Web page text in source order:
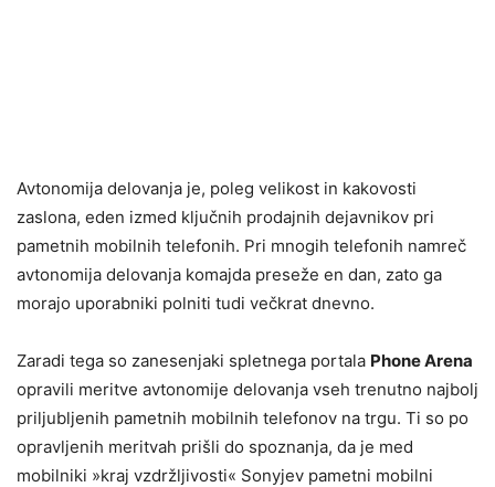
Avtonomija delovanja je, poleg velikost in kakovosti
zaslona, eden izmed ključnih prodajnih dejavnikov pri
pametnih mobilnih telefonih. Pri mnogih telefonih namreč
avtonomija delovanja komajda preseže en dan, zato ga
morajo uporabniki polniti tudi večkrat dnevno.
Zaradi tega so zanesenjaki spletnega portala Phone Arena
opravili meritve avtonomije delovanja vseh trenutno najbolj
priljubljenih pametnih mobilnih telefonov na trgu. Ti so po
opravljenih meritvah prišli do spoznanja, da je med
mobilniki »kraj vzdržljivosti« Sonyjev pametni mobilni